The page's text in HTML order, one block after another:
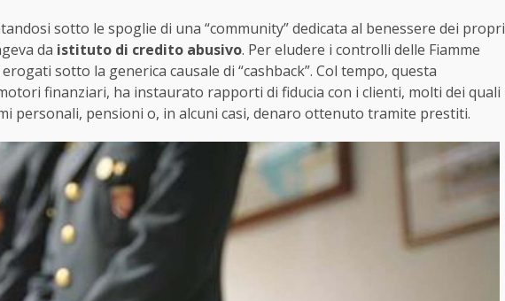
sotto le spoglie di una “community” dedicata al benessere dei propri
da istituto di credito abusivo. Per eludere i controlli delle Fiamme
sotto la generica causale di “cashback”. Col tempo, questa
finanziari, ha instaurato rapporti di fiducia con i clienti, molti dei quali
personali, pensioni o, in alcuni casi, denaro ottenuto tramite prestiti.